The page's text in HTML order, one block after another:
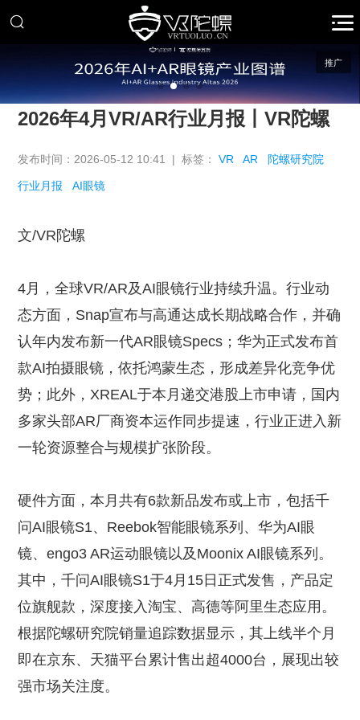
推广
2026年4月VR/AR行业月报丨VR陀螺
发布时间：2026-05-12 10:41 | 标签：VR AR 陀螺研究院
行业月报 AI眼镜
文/VR陀螺
4月，全球VR/AR及AI眼镜行业持续升温。行业动
态方面，Snap宣布与高通达成长期战略合作，并确
认年内发布新一代AR眼镜Specs；华为正式发布首
款AI拍摄眼镜，依托鸿蒙生态，形成差异化竞争优
势；此外，XREAL于本月递交港股上市申请，国内
多家头部AR厂商资本运作同步提速，行业正进入新
一轮资源整合与规模扩张阶段。
硬件方面，本月共有6款新品发布或上市，包括千
问AI眼镜S1、Reebok智能眼镜系列、华为AI眼
镜、engo3 AR运动眼镜以及Moonix AI眼镜系列。
其中，千问AI眼镜S1于4月15日正式发售，产品定
位旗舰款，深度接入淘宝、高德等阿里生态应用。
根据陀螺研究院销量追踪数据显示，其上线半个月
即在京东、天猫平台累计售出超4000台，展现出较
强市场关注度。